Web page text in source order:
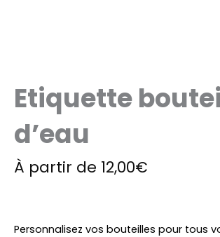
Etiquette
d’eau
À partir de 12,00€
Personnalisez vos bouteilles pour tous